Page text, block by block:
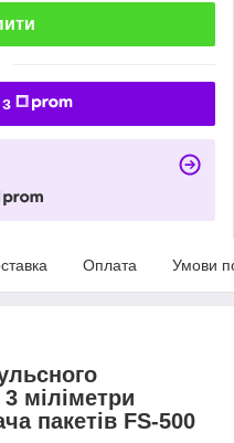
Оплата Умови
міліметри
пакетів FS-500